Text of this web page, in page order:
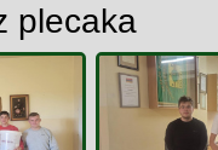
plecaka